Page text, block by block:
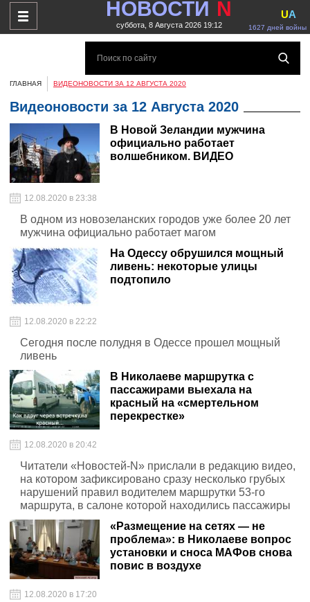
НОВОСТИ N
суббота, 8 Августа 2026 19:12 1627 дней войны
UA
ГЛАВНАЯ ВИДЕОНОВОСТИ ЗА 12 АВГУСТА 2020
Видеоновости за 12 Августа 2020
В Новой Зеландии мужчина
официально работает
волшебником. ВИДЕО
12.08.2020 в 23:38
В одном из новозеланских городов уже более 20 лет
мужчина официально работает магом
На Одессу обрушился мощный
ливень: некоторые улицы
подтопило
12.08.2020 в 22:22
Сегодня после полудня в Одессе прошел мощный
ливень
В Николаеве маршрутка с
пассажирами выехала на
красный на «смертельном
перекрестке»
12.08.2020 в 20:42
Читатели «Новостей-N» прислали в редакцию видео,
на котором зафиксировано сразу несколько грубых
нарушений правил водителем маршрутки 53-го
маршрута, в салоне которой находились пассажиры
«Размещение на сетях — не
проблема»: в Николаеве вопрос
установки и сноса МАФов снова
повис в воздухе
12.08.2020 в 17:20